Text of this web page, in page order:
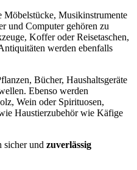
Möbelstücke, Musikinstrumente
und Computer gehören zu
Koffer oder Reisetaschen,
werden ebenfalls
Bücher, Haushaltsgeräte
Ebenso werden
Wein oder Spirituosen,
Haustierzubehör wie Käfige
sicher und zuverlässig